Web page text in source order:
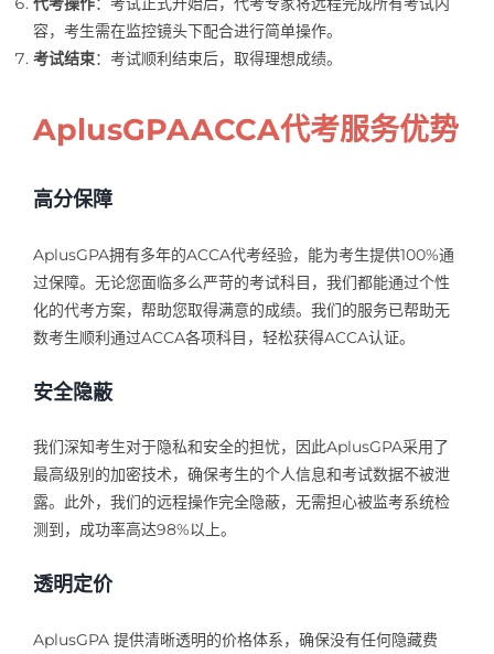
容，考生需在监控镜头下配合进行简单操作。
考试结束：考试顺利结束后，取得理想成绩。
AplusGPAACCA代考服务优势
高分保障
AplusGPA拥有多年的ACCA代考经验，能为考生提供100%通
过保障。无论您面临多么严苛的考试科目，我们都能通过个性
化的代考方案，帮助您取得满意的成绩。我们的服务已帮助无
数考生顺利通过ACCA各项科目，轻松获得ACCA认证。
安全隐蔽
我们深知考生对于隐私和安全的担忧，因此AplusGPA采用了
最高级别的加密技术，确保考生的个人信息和考试数据不被泄
露。此外，我们的远程操作完全隐蔽，无需担心被监考系统检
测到，成功率高达98%以上。
透明定价
AplusGPA 提供清晰透明的价格体系，确保没有任何隐藏费